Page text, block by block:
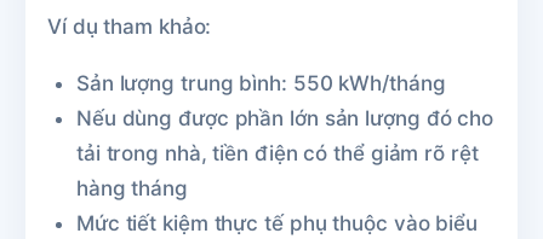
Ví dụ tham khảo:
Sản lượng trung bình: 550 kWh/tháng
Nếu dùng được phần lớn sản lượng đó cho
tải trong nhà, tiền điện có thể giảm rõ rệt
hàng tháng
Mức tiết kiệm thực tế phụ thuộc vào biểu